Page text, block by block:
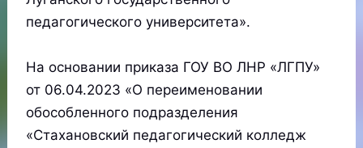
педагогического университета».
На основании приказа ГОУ ВО ЛНР «ЛГПУ»
от 06.04.2023 «О переименовании
обособленного подразделения
«Стахановский педагогический колледж